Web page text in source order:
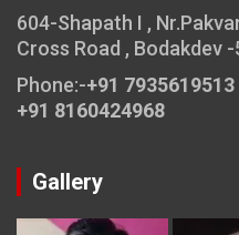
604-Shapath I ,
Cross Road , Bodakdev
Phone:-+91
+91 8160424968
Gallery